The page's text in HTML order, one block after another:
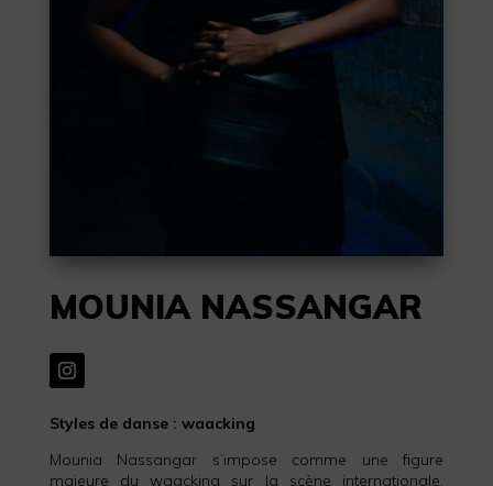
MOUNIA NASSANGAR
Styles de danse : waacking
Mounia Nassangar s’impose comme une figure
majeure du waacking sur la scène internationale,